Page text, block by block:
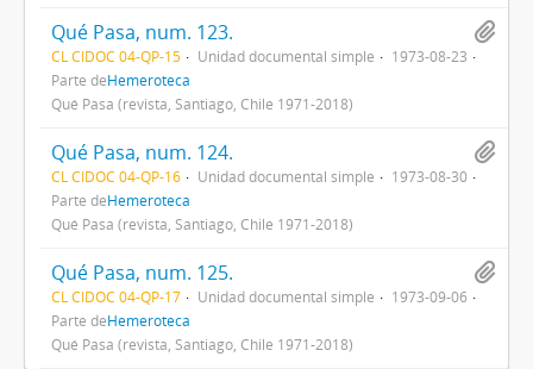
Qué Pasa, num. 123.
CL CIDOC 04-QP-15 Unidad documental simple
1973-08-23
Parte deHemeroteca
Qué Pasa (revista, Santiago, Chile 1971-2018)
Qué Pasa, num. 124.
CL CIDOC 04-QP-16 Unidad documental simple
1973-08-30
Parte deHemeroteca
Qué Pasa (revista, Santiago, Chile 1971-2018)
Qué Pasa, num. 125.
CL CIDOC 04-QP-17 Unidad documental simple
1973-09-06
Parte deHemeroteca
Qué Pasa (revista, Santiago, Chile 1971-2018)